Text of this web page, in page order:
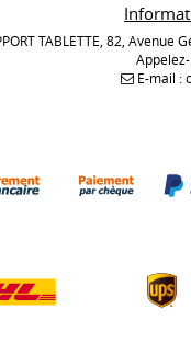
TABLETTE, 82, Avenue
E-mail :